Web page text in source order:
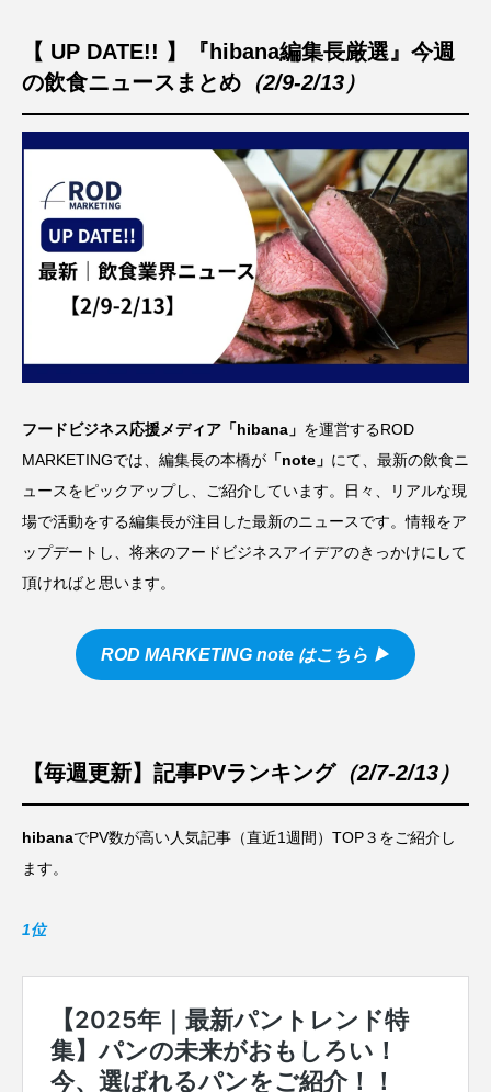
【 UP DATE!! 】『hibana編集長厳選』今週
の飲食ニュースまとめ （2/9-2/13）
フードビジネス応援メディア「hibana」 を運営するROD
MARKETINGでは、編集長の本橋が 「note 」 にて、最新の飲食ニ
ュースをピックアップし、ご紹介しています。日々、リアルな現
場で活動をする編集長が注目した最新のニュースです。情報をア
ップデートし、将来のフードビジネスアイデアのきっかけにして
頂ければと思います。
ROD MARKETING note はこちら ▶︎
【毎週更新】記事PVランキング（2/7-2/13）
hibanaでPV数が高い人気記事（直近1週間）TOP３をご紹介し
ます。
1位